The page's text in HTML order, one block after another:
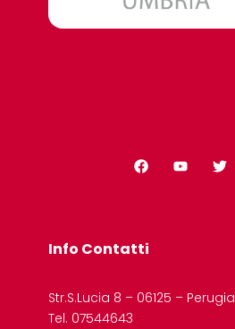
Info Contatti
Str.S.Lucia 8 – 06125 – Perugia
Tel. 07544643